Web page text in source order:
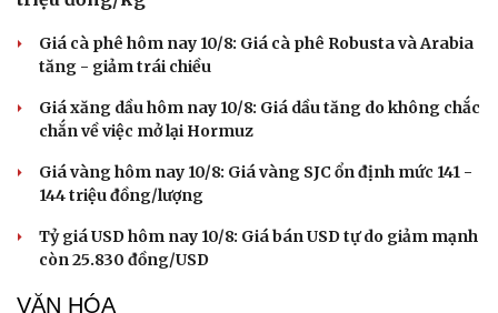
Giá cà phê hôm nay 10/8: Giá cà phê Robusta và Arabia
tăng - giảm trái chiều
Giá xăng dầu hôm nay 10/8: Giá dầu tăng do không chắc
chắn về việc mở lại Hormuz
Giá vàng hôm nay 10/8: Giá vàng SJC ổn định mức 141 -
144 triệu đồng/lượng
Tỷ giá USD hôm nay 10/8: Giá bán USD tự do giảm mạnh
còn 25.830 đồng/USD
VĂN HÓA